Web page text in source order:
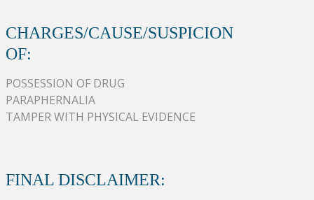
CHARGES/CAUSE/SUSPICION
OF:
POSSESSION OF DRUG
PARAPHERNALIA
TAMPER WITH PHYSICAL EVIDENCE
FINAL DISCLAIMER: